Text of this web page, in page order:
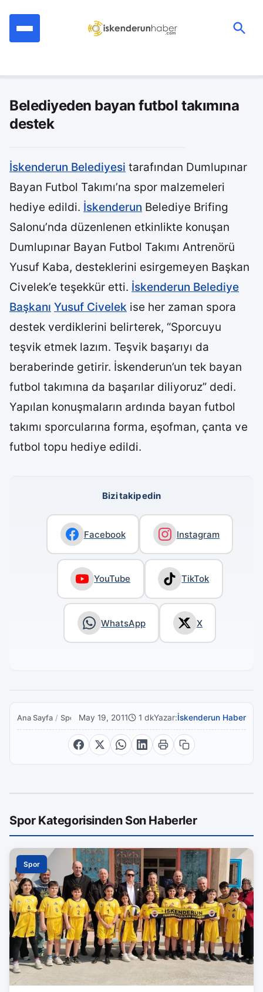
Belediyeden bayan futbol takımına
destek
İskenderun Belediyesi tarafından Dumlupınar
Bayan Futbol Takımı’na spor malzemeleri
hediye edildi. İskenderun Belediye Brifing
Salonu’nda düzenlenen etkinlikte konuşan
Dumlupınar Bayan Futbol Takımı Antrenörü
Yusuf Kaba, desteklerini esirgemeyen Başkan
Civelek’e teşekkür etti. İskenderun Belediye
Başkanı Yusuf Civelek ise her zaman spora
destek verdiklerini belirterek, “Sporcuyu
teşvik etmek lazım. Teşvik başarıyı da
beraberinde getirir. İskenderun’un tek bayan
futbol takımına da başarılar diliyoruz” dedi.
Yapılan konuşmaların ardında bayan futbol
takımı sporcularına forma, eşofman, çanta ve
futbol topu hediye edildi.
Bizi takip edin
Facebook Instagram
YouTube TikTok
WhatsApp X
Ana Sayfa / Spor May 19, 2011 1 dkYazar:İskenderun Haber
Spor Kategorisinden Son Haberler
Spor